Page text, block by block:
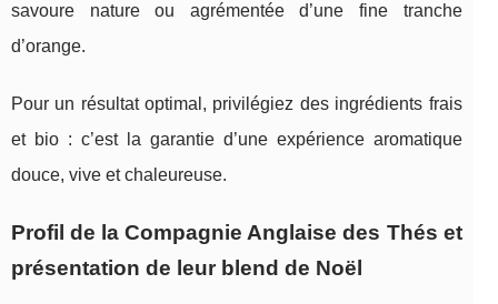
savoure nature ou agrémentée d’une fine tranche
d’orange.
Pour un résultat optimal, privilégiez des ingrédients frais
et bio : c’est la garantie d’une expérience aromatique
douce, vive et chaleureuse.
Profil de la Compagnie Anglaise des Thés et
présentation de leur blend de Noël